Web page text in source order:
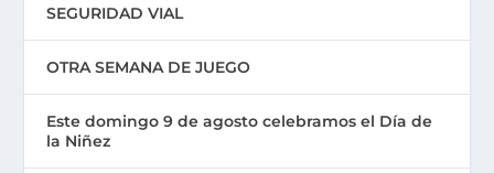
SEGURIDAD VIAL
OTRA SEMANA DE JUEGO
Este domingo 9 de agosto celebramos el Día de
la Niñez